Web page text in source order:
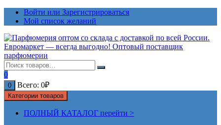
ПерейтиВойти или Зарегистрироваться
Мой список желаний
0
0 Всего: 0₽
Категории товаров
ПОЛНЫЙ КАТАЛОГ перейти >